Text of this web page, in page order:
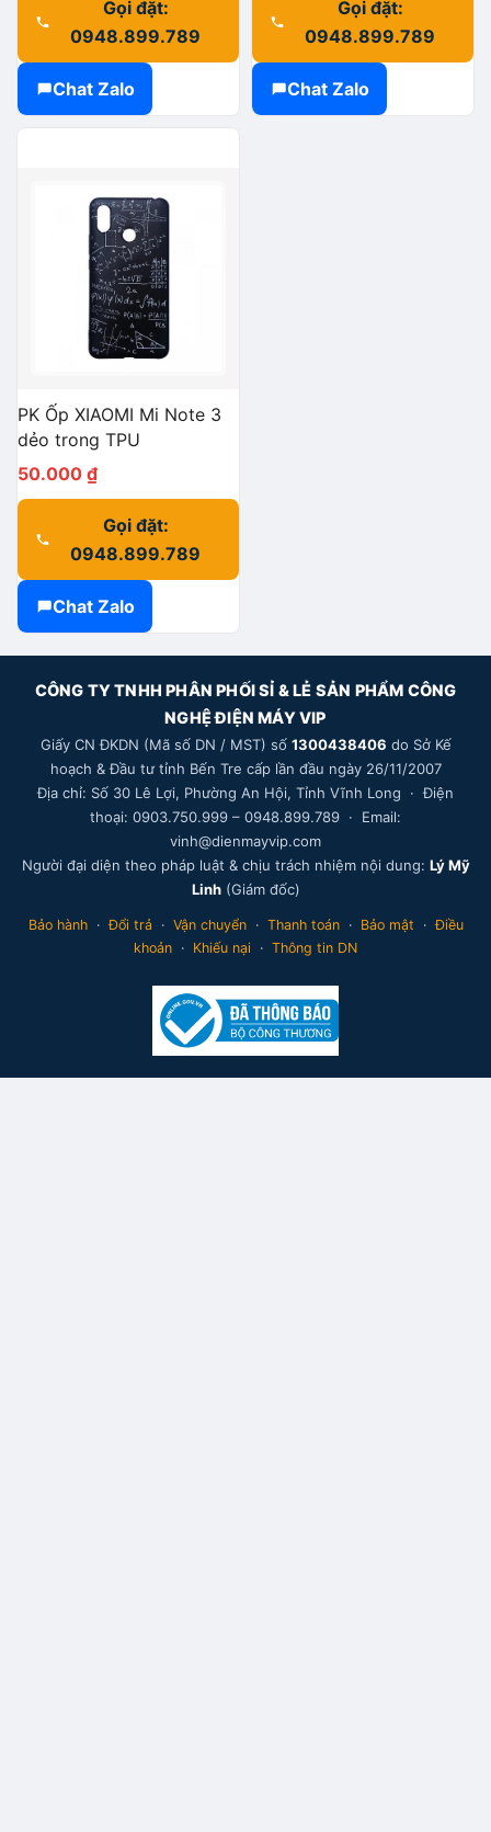
Gọi đặt:
0948.899.789
Chat Zalo
Gọi đặt:
0948.899.789
Chat Zalo
PK Ốp XIAOMI Mi Note 3
dẻo trong TPU
50.000 ₫
Gọi đặt:
0948.899.789
Chat Zalo
CÔNG TY TNHH PHÂN PHỐI SỈ & LẺ SẢN PHẨM CÔNG
NGHỆ ĐIỆN MÁY VIP
Giấy CN ĐKDN (Mã số DN / MST) số 1300438406 do Sở Kế
hoạch & Đầu tư tỉnh Bến Tre cấp lần đầu ngày 26/11/2007
Địa chỉ: Số 30 Lê Lợi, Phường An Hội, Tỉnh Vĩnh Long · Điện
thoại: 0903.750.999 – 0948.899.789 · Email:
vinh@dienmayvip.com
Người đại diện theo pháp luật & chịu trách nhiệm nội dung: Lý Mỹ
Linh(Giám đốc)
Bảo hành·Đổi trả · Vận chuyển· Thanh toán· Bảo mật ·Điều
khoản · Khiếu nại · Thông tin DN